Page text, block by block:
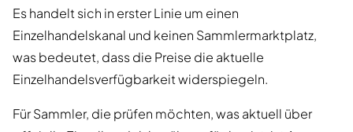
Es handelt sich in erster Linie um einen
Einzelhandelskanal und keinen Sammlermarktplatz,
was bedeutet, dass die Preise die aktuelle
Einzelhandelsverfügbarkeit widerspiegeln.
Für Sammler, die prüfen möchten, was aktuell über